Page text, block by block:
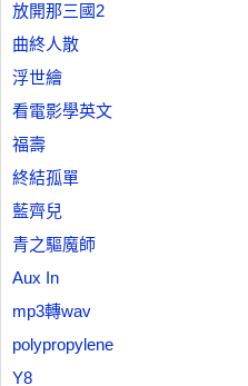
放開那三國2
曲終人散
浮世繪
看電影學英文
福壽
終結孤單
藍齊兒
青之驅魔師
Aux In
mp3轉wav
polypropylene
Y8